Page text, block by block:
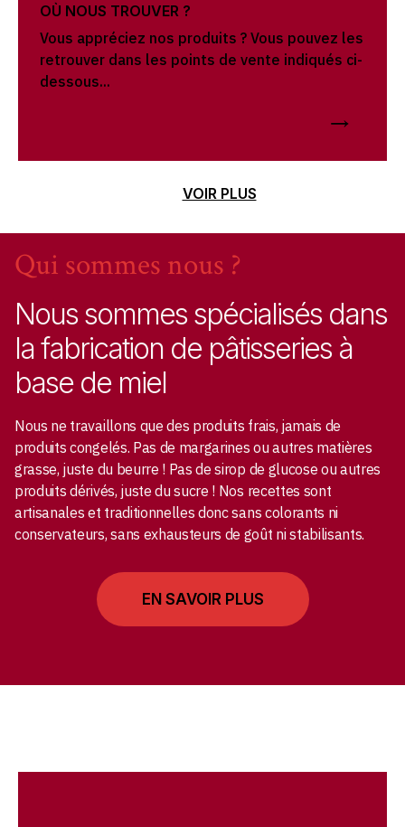
OÙ NOUS TROUVER ?
Vous appréciez nos produits ? Vous pouvez les
retrouver dans les points de vente indiqués ci-
dessous...
VOIR PLUS
Qui sommes nous ?
Nous sommes spécialisés dans
la fabrication de pâtisseries à
base de miel
Nous ne travaillons que des produits frais, jamais de
produits congelés. Pas de margarines ou autres matières
grasse, juste du beurre ! Pas de sirop de glucose ou autres
produits dérivés, juste du sucre ! Nos recettes sont
artisanales et traditionnelles donc sans colorants ni
conservateurs, sans exhausteurs de goût ni stabilisants.
EN SAVOIR PLUS